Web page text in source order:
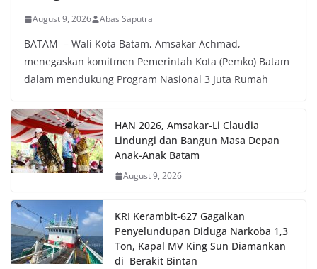
August 9, 2026 Abas Saputra
BATAM – Wali Kota Batam, Amsakar Achmad,
menegaskan komitmen Pemerintah Kota (Pemko) Batam
dalam mendukung Program Nasional 3 Juta Rumah
HAN 2026, Amsakar-Li Claudia
Lindungi dan Bangun Masa Depan
Anak-Anak Batam
August 9, 2026
KRI Kerambit-627 Gagalkan
Penyelundupan Diduga Narkoba 1,3
Ton, Kapal MV King Sun Diamankan
di Berakit Bintan